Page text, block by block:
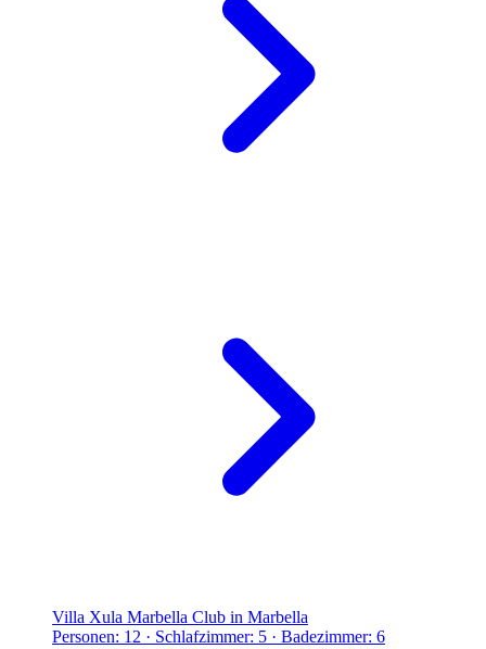
Villa Xula Marbella Club in Marbella
Personen: 12 · Schlafzimmer: 5 · Badezimmer: 6